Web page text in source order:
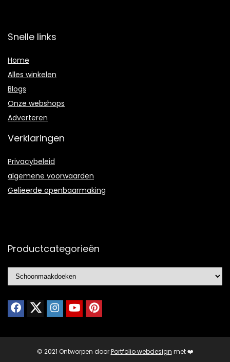
Snelle links
Home
Alles winkelen
Blogs
Onze webshops
Adverteren
Verklaringen
Privacybeleid
algemene voorwaarden
Gelieerde openbaarmaking
Productcategorieën
© 2021 Ontworpen doorPortfolio webdesign met ❤️